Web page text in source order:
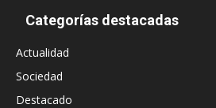
Categorías destacadas
Actualidad
Sociedad
Destacado